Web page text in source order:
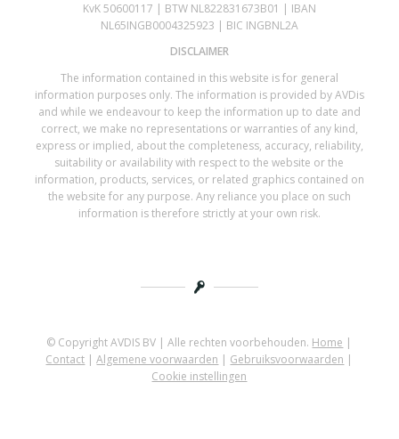
KvK 50600117 | BTW NL822831673B01 | IBAN
NL65INGB0004325923 | BIC INGBNL2A
DISCLAIMER
The information contained in this website is for general
information purposes only. The information is provided by AVDis
and while we endeavour to keep the information up to date and
correct, we make no representations or warranties of any kind,
express or implied, about the completeness, accuracy, reliability,
suitability or availability with respect to the website or the
information, products, services, or related graphics contained on
the website for any purpose. Any reliance you place on such
information is therefore strictly at your own risk.
© Copyright AVDIS BV | Alle rechten voorbehouden. Home |
Contact |Algemene voorwaarden | Gebruiksvoorwaarden |
Cookie instellingen